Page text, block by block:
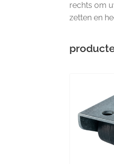
rechts om
zetten en